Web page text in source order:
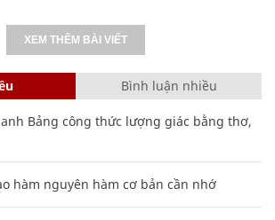
XEM THÊM BÀI VIẾT
Bình luận nhiều
Bảng công thức lượng giác bằng thơ,
hàm nguyên hàm cơ bản cần nhớ